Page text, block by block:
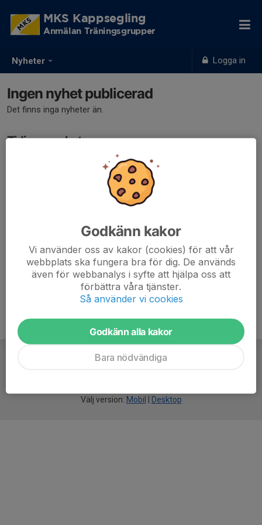
Nyheter Logga in
MKS Kappsegling
Anmälan Träningsgrupper
Ingen nyhet publicerad
Det finns inga nyheter än.
Tidigare nyheter
Det finns inga tidigare nyheter
Välj version: Mobil Desktop
Godkänn kakor
Vi använder oss av kakor (cookies) för att vår
webbplats ska fungera bra för dig. De används
även för webbanalys i syfte att hjälpa oss att
förbättra våra tjänster.
Så använder vi cookies
Godkänn alla kakor
Bara nödvändiga